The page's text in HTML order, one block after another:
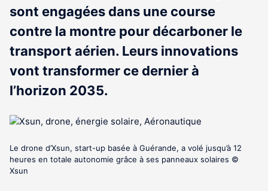
sont engagées dans une course
contre la montre pour décarboner le
transport aérien. Leurs innovations
vont transformer ce dernier à
l’horizon 2035.
Le drone d’Xsun, start-up basée à Guérande, a volé jusqu’à 12
heures en totale autonomie grâce à ses panneaux solaires ©
Xsun